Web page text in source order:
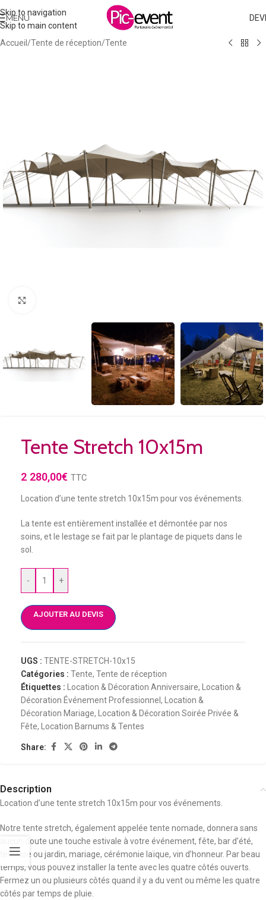
Skip to navigation
Skip to main content
MENU
Accueil /Tente de réception/Tente
Tente Stretch 10x15m
2 280,00€ TTC
Location d’une tente stretch 10x15m pour vos événements.
La tente est entièrement installée et démontée par nos
soins, et le lestage se fait par le plantage de piquets dans le
sol.
- +
AJOUTER AU DEVIS
UGS : TENTE-STRETCH-10x15
Catégories : Tente, Tente de réception
Étiquettes : Location & Décoration Anniversaire, Location &
Décoration Événement Professionnel , Location &
Décoration Mariage, Location & Décoration Soirée Privée &
Fête, Location Barnums & Tentes
Share:
Description
Location d’une tente stretch 10x15m pour vos événements.
Notre tente stretch, également appelée tente nomade, donnera sans
aucun doute une touche estivale à votre événement, fête, bar d’été,
terrasse ou jardin, mariage, cérémonie laïque, vin d’honneur. Par beau
temps, vous pouvez installer la tente avec les quatre côtés ouverts.
Fermez un ou plusieurs côtés quand il y a du vent ou même les quatre
côtés par temps de pluie.